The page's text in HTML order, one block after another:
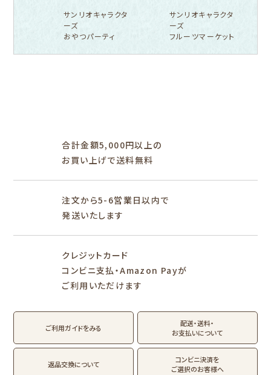
サンリオキャラクタ
ーズ
おやつパーティ
サンリオキャラクタ
ーズ
フルーツマーケット
雑貨類
フルカワはんこの商品を見る スタンプパッドの商品を見る
M5 M6
その他
サンリオキャラクタ
ーズ
おやつパーティ
トビマツショウイチ
ロウ
トコロコムギ
アルプスの少女ハイ
ジ
Lipton BEAR'S
カルビーレトロ
サンリオキャラクタ
ーズ
フルーツマーケット
おりがみ
シリーズで探す
翠 sui の商品を見る 結々 yuiyui の商品を見る
合計金額5,000円以上の
お買い上げで送料無料
注文から5-6営業日以内で
発送いたします
クレジットカード
コンビニ支払・Amazon Payが
ご利用いただけます
ご利用ガイドをみる
配送・送料・
お支払いについて
返品交換について
コンビニ決済を
ご選択のお客様へ